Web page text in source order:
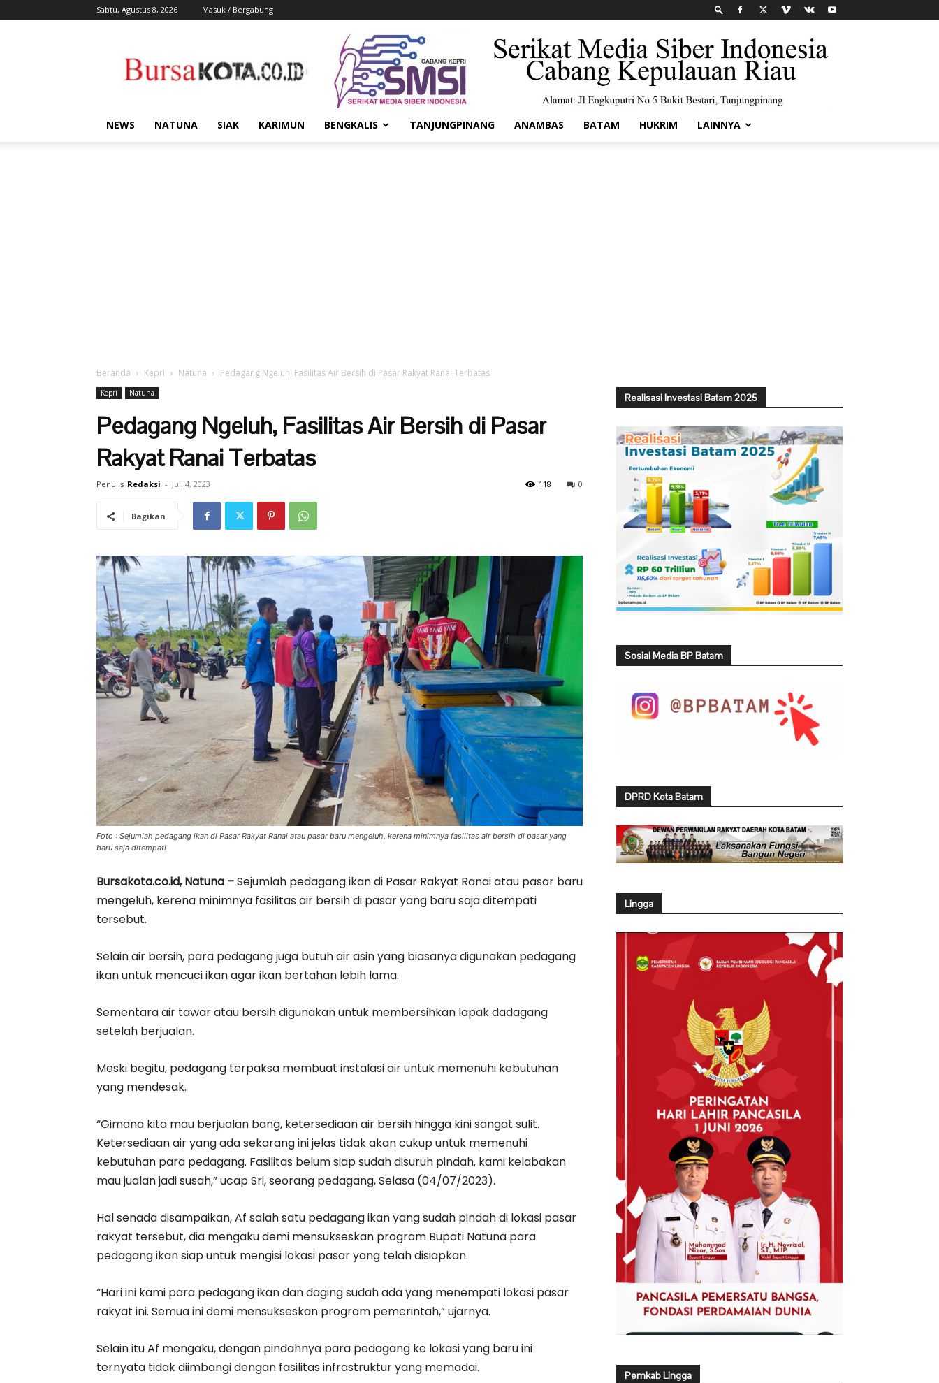
Sabtu, Agustus 8, 2026 Masuk / Bergabung
Kota
NEWS NATUNA SIAK KARIMUN BENGKALIS TANJUNGPINANG ANAMBAS BATAM HUKRIM LAINNYA
Beranda Kepri Natuna Pedagang Ngeluh, Fasilitas Air Bersih di Pasar Rakyat Ranai Terbatas
Kepri Natuna
Pedagang Ngeluh, Fasilitas Air Bersih di Pasar
Rakyat Ranai Terbatas
Penulis Redaksi - Juli 4, 2023 0
118
Bagikan
Foto : Sejumlah pedagang ikan di Pasar Rakyat Ranai atau pasar baru mengeluh, kerena minimnya fasilitas air bersih di pasar yang
baru saja ditempati
Bursakota.co.id, Natuna –Sejumlah pedagang ikan di Pasar Rakyat Ranai atau pasar baru
mengeluh, kerena minimnya fasilitas air bersih di pasar yang baru saja ditempati
tersebut.
Selain air bersih, para pedagang juga butuh air asin yang biasanya digunakan pedagang
ikan untuk mencuci ikan agar ikan bertahan lebih lama.
Sementara air tawar atau bersih digunakan untuk membersihkan lapak dadagang
setelah berjualan.
Meski begitu, pedagang terpaksa membuat instalasi air untuk memenuhi kebutuhan
yang mendesak.
“Gimana kita mau berjualan bang, ketersediaan air bersih hingga kini sangat sulit.
Ketersediaan air yang ada sekarang ini jelas tidak akan cukup untuk memenuhi
kebutuhan para pedagang. Fasilitas belum siap sudah disuruh pindah, kami kelabakan
mau jualan jadi susah,” ucap Sri, seorang pedagang, Selasa (04/07/2023).
Hal senada disampaikan, Af salah satu pedagang ikan yang sudah pindah di lokasi pasar
rakyat tersebut, dia mengaku demi mensukseskan program Bupati Natuna para
pedagang ikan siap untuk mengisi lokasi pasar yang telah disiapkan.
“Hari ini kami para pedagang ikan dan daging sudah ada yang menempati lokasi pasar
rakyat ini. Semua ini demi mensukseskan program pemerintah,” ujarnya.
Selain itu Af mengaku, dengan pindahnya para pedagang ke lokasi yang baru ini
ternyata tidak diimbangi dengan fasilitas infrastruktur yang memadai.
Realisasi Investasi Batam 2025
Sosial Media BP Batam
DPRD Kota Batam
Lingga
Pemkab Lingga